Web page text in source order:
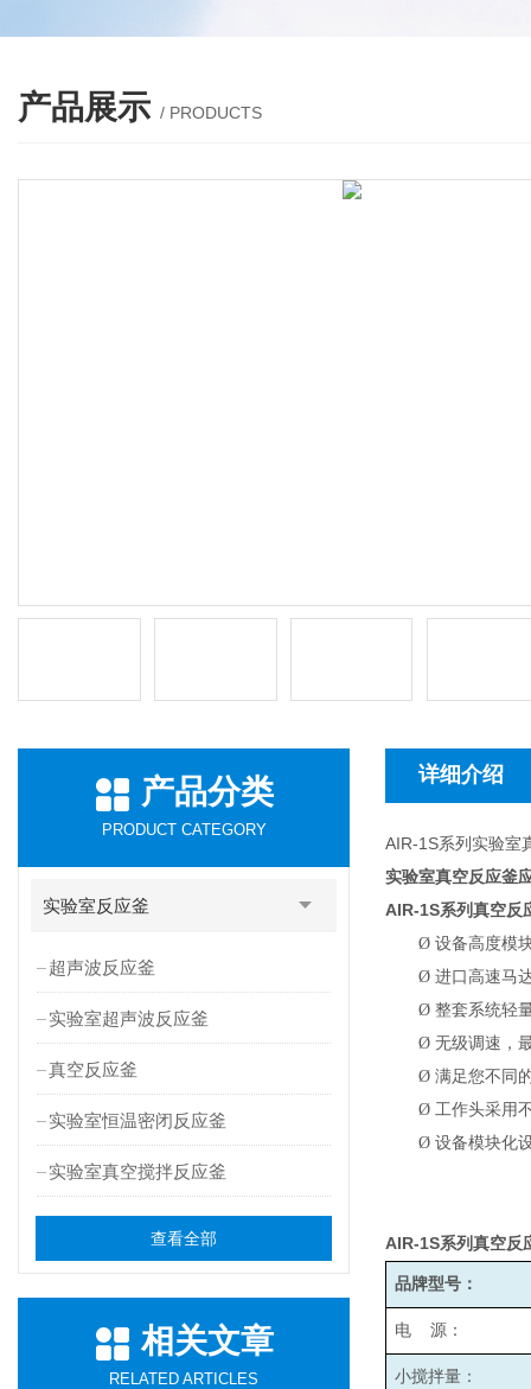
产品展示 / PRODUCTS
产品分类
PRODUCT CATEGORY
实验室反应釜
超声波反应釜
实验室超声波反应釜
真空反应釜
实验室恒温密闭反应釜
实验室真空搅拌反应釜
查看全部
相关文章
RELATED ARTICLES
详细介绍
AIR-1S系列实验室
实验室真空反应釜
AIR-1S系列真空反
Ø 设备高度模
Ø 进口高速马
Ø 整套系统轻
Ø 无级调速，
Ø 满足您不同
Ø 工作头采用
Ø 设备模块化
AIR-1S系列真空反
品牌型号：
电 源：
小搅拌量：